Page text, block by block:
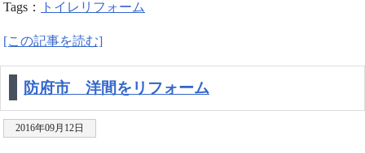
Tags： トイレリフォーム
[この記事を読む]
防府市 洋間をリフォーム
2016年09月12日